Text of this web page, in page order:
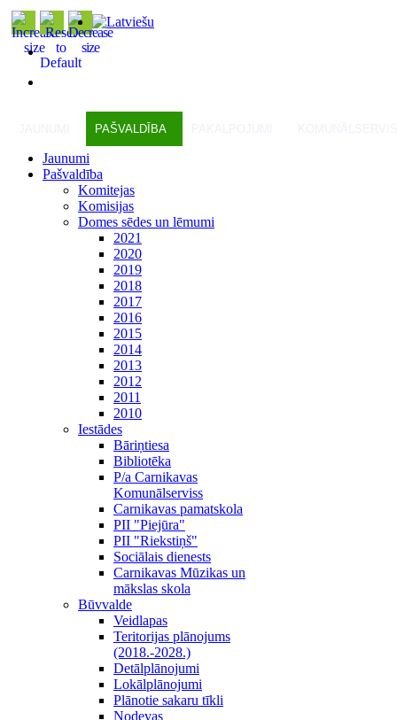
PAŠVALDĪBA
Jaunumi
Pašvaldība
Komitejas
Komisijas
Domes sēdes un lēmumi
2021
2020
2019
2018
2017
2016
2015
2014
2013
2012
2011
2010
Iestādes
Bāriņtiesa
Bibliotēka
P/a Carnikavas
Komunālserviss
Carnikavas pamatskola
PII "Piejūra"
PII "Riekstiņš"
Sociālais dienests
Carnikavas Mūzikas un
mākslas skola
Būvvalde
Veidlapas
Teritorijas plānojums
(2018.-2028.)
Detālplānojumi
Lokālplānojumi
Plānotie sakaru tīkli
Nodevas